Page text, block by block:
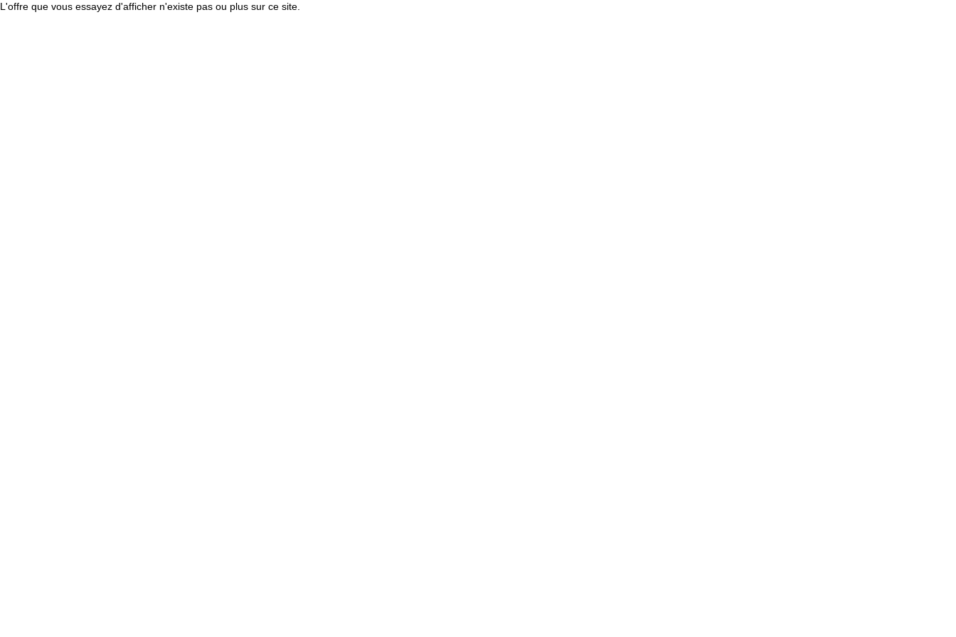
L'offre que vous essayez d'afficher n'existe pas ou plus sur ce site.